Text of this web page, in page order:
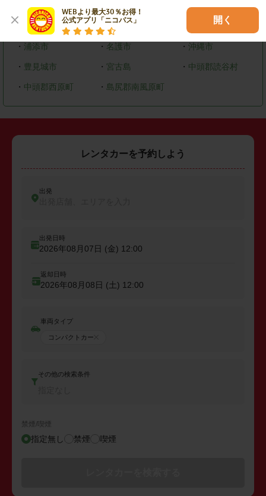
WEBより最大30％お得！
公式アプリ「ニコパス」
開く
・ 那覇市 ・ 宜野湾市
・ 浦添市 ・ 名護市 ・沖縄市
・ 豊見城市 ・ 宮古島 ・ 中頭郡読谷村
・ 中頭郡西原町 ・ 島尻郡南風原町
レンタカーを予約しよう
出発
出発日時
2026年08月07日 (金) 12:00
返却日時
2026年08月08日 (土) 12:00
車両タイプ
コンパクトカー
その他の検索条件
禁煙/喫煙
指定無し 禁煙 喫煙